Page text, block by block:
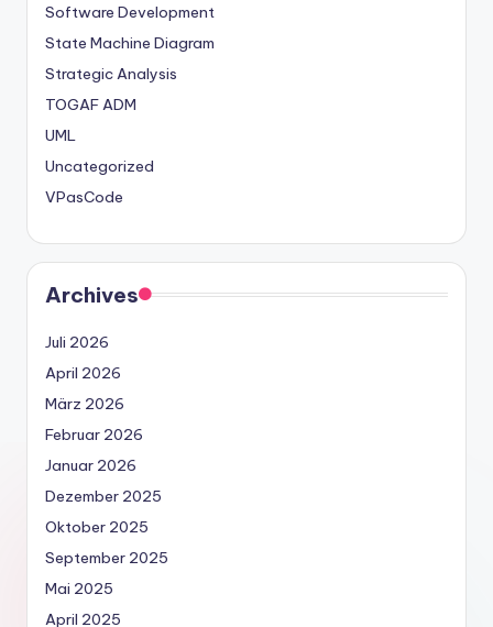
Software Development
State Machine Diagram
Strategic Analysis
TOGAF ADM
UML
Uncategorized
VPasCode
Archives
Juli 2026
April 2026
März 2026
Februar 2026
Januar 2026
Dezember 2025
Oktober 2025
September 2025
Mai 2025
April 2025